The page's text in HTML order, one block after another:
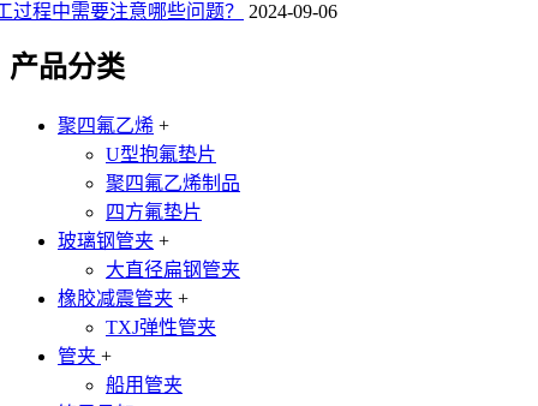
过程中需要注意哪些问题？
2024-09-06
产品分类
聚四氟乙烯 +
U型抱氟垫片
聚四氟乙烯制品
四方氟垫片
玻璃钢管夹 +
大直径扁钢管夹
橡胶减震管夹 +
TXJ弹性管夹
管夹 +
船用管夹